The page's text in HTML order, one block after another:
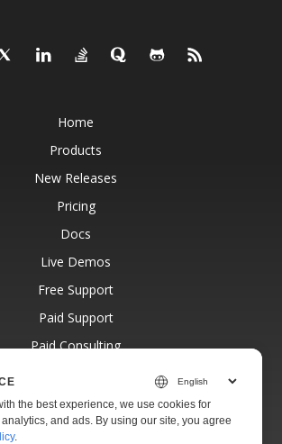
Home
Products
New Releases
Pricing
Docs
Live Demos
Free Support
Paid Support
Paid Consulting
Websites
About
the best experience, we use cookies for
and ads. By using our site, you agree
.